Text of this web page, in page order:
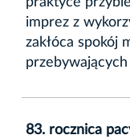
imprez z
zakłóca spokój
83. rocznica